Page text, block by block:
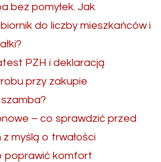
bez pomyłek. Jak
do liczby mieszkańców i
PZH i deklaracją
przy zakupie
– co sprawdzić przed
myślą o trwałości
poprawić komfort